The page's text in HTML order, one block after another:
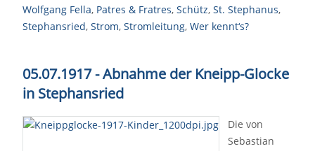
Wolfgang Fella, Patres & Fratres, Schütz, St. Stephanus,
Stephansried, Strom, Stromleitung, Wer kennt‘s?
05.07.1917 - Abnahme der Kneipp-Glocke
in Stephansried
Die von
Sebastian